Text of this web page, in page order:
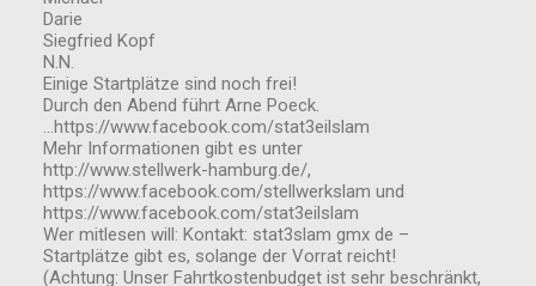
Darie
Siegfried Kopf
N.N.
Einige Startplätze sind noch frei!
Durch den Abend führt Arne Poeck.
…https://www.facebook.com/stat3eilslam
Mehr Informationen gibt es unter
http://www.stellwerk-hamburg.de/,
https://www.facebook.com/stellwerkslam und
https://www.facebook.com/stat3eilslam
Wer mitlesen will: Kontakt: stat3slam gmx de –
Startplätze gibt es, solange der Vorrat reicht!
(Achtung: Unser Fahrtkostenbudget ist sehr beschränkt,